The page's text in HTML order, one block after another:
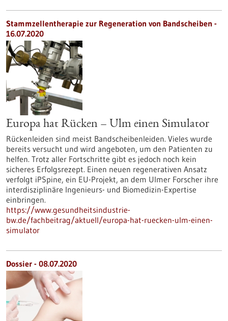
Stammzellentherapie zur Regeneration von Bandscheiben -
16.07.2020
Europa hat Rücken – Ulm einen Simulator
Rückenleiden sind meist Bandscheibenleiden. Vieles wurde
bereits versucht und wird angeboten, um den Patienten zu
helfen. Trotz aller Fortschritte gibt es jedoch noch kein
sicheres Erfolgsrezept. Einen neuen regenerativen Ansatz
verfolgt iPSpine, ein EU-Projekt, an dem Ulmer Forscher ihre
interdisziplinäre Ingenieurs- und Biomedizin-Expertise
einbringen.
https://www.gesundheitsindustrie-
bw.de/fachbeitrag/aktuell/europa-hat-ruecken-ulm-einen-
simulator
Dossier - 08.07.2020